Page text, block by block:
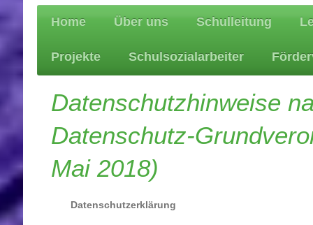
Home Über uns Schulleitung
Projekte Schulsozialarbeiter
Datenschutzhinweise
Datenschutz-
Mai 2018)
Datenschutzerklärung